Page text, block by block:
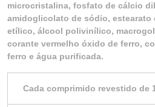
microcristalina, fosfato de cálcio
amidoglicolato de sódio, estearato
etílico, álcool polivinílico,
corante vermelho óxido de ferro,
ferro e água purificada.
Cada comprimido revestido de